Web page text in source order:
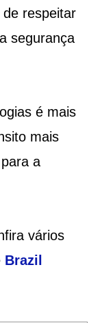
respeitar
segurança
é mais
mais
a
vários
Brazil